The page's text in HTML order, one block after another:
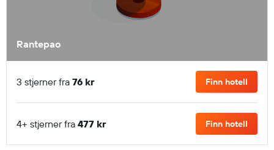
Rantepao
3 stjerner fra 76 kr Finn hotell
4+ stjerner fra 477 kr Finn hotell